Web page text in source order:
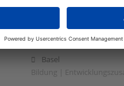
Mission 21
Basel
Bildung |